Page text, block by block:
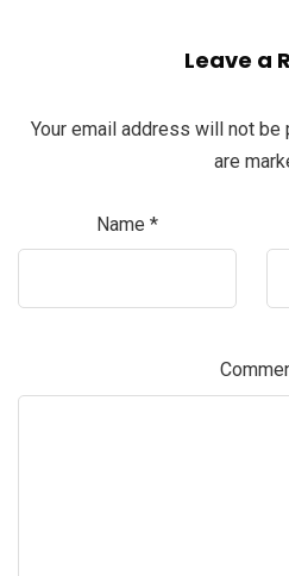
Leave a
Your email address will not be
are
Name *